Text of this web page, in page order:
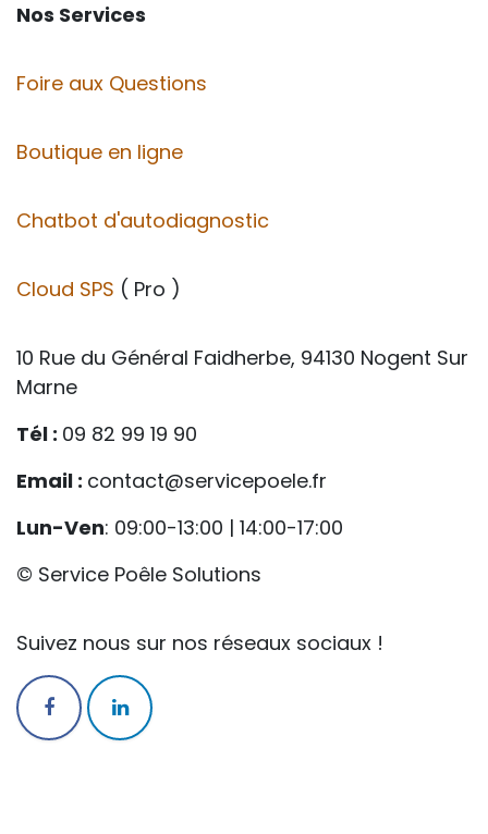
Nos Services
Foire aux Questions
Boutique en ligne
Chatbot d'autodiagnostic
Cloud SPS ( Pro )
10 Rue du Général Faidherbe, 94130 Nogent Sur
Marne
Tél : 09 82 99 19 90
Email : contact@servicepoele.fr
Lun-Ven: 09:00-13:00 | 14:00-17:00
© Service Poêle Solutions
Suivez nous sur nos réseaux sociaux !